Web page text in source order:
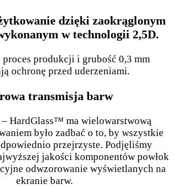
dzięki zaokrąglonym
w technologii 2,5D.
produkcji i grubość 0,3 mm
ochronę przed uderzeniami.
transmisja barw
– HardGlass™ ma wielowarstwową
było zadbać o to, by wszystkie
przejrzyste. Podjęliśmy
jakości komponentów powłok
odwzorowanie wyświetlanych na
ekranie barw.